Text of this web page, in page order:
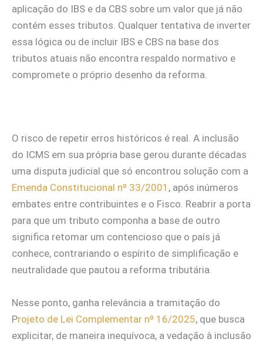
aplicação do IBS e da CBS sobre um valor que já não
contém esses tributos. Qualquer tentativa de inverter
essa lógica ou de incluir IBS e CBS na base dos
tributos atuais não encontra respaldo normativo e
compromete o próprio desenho da reforma.
O risco de repetir erros históricos é real. A inclusão
do ICMS em sua própria base gerou durante décadas
uma disputa judicial que só encontrou solução com a
Emenda Constitucional nº 33/2001 , após inúmeros
embates entre contribuintes e o Fisco. Reabrir a porta
para que um tributo componha a base de outro
significa retomar um contencioso que o país já
conhece, contrariando o espírito de simplificação e
neutralidade que pautou a reforma tributária.
Nesse ponto, ganha relevância a tramitação do
Projeto de Lei Complementar nº 16/2025, que busca
explicitar, de maneira inequívoca, a vedação à inclusão